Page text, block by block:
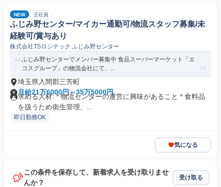
NEW 正社員
ふじみ野センター/マイカー通勤可/物流スタッフ募集/未
経験可/賞与あり
株式会社TSロジテック ふじみ野センター
ふじみ野センターでメンバー募集中 食品スーパーマーケット「エ
コスグループ」の物流会社にて、...
埼玉県入間郡三芳町
月給21万6000円～35万5000円
求める人材: * 物流センターの運営に興味があること * 食料品
を扱うため衛生管理、...
即日勤務OK
気になる
この条件を保存して、新着求人を受け取りませ
んか？
受け取る